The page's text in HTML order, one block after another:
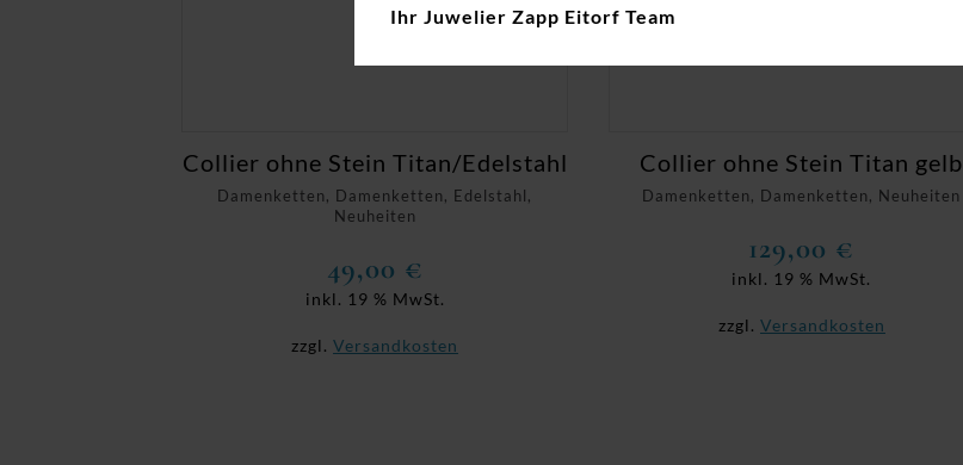
Damenketten, Damenketten, Edelstahl,
Neuheiten
Collier ohne Stein Titan/Edelstahl
49,00 €
inkl. 19 % MwSt.
zzgl.Versandkosten
Damenketten, Damenketten, Neuheiten
Collier ohne Stein Titan gelb
129,00 €
inkl. 19 % MwSt.
zzgl. Versandkosten
Ihr Juwelier Zapp Eitorf Team